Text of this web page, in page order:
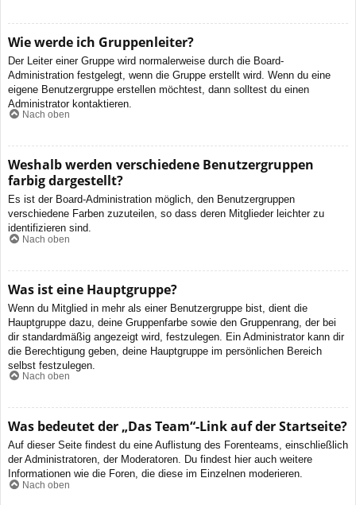
Wie werde ich Gruppenleiter?
Der Leiter einer Gruppe wird normalerweise durch die Board-
Administration festgelegt, wenn die Gruppe erstellt wird. Wenn du eine
eigene Benutzergruppe erstellen möchtest, dann solltest du einen
Administrator kontaktieren.
Nach oben
Weshalb werden verschiedene Benutzergruppen
farbig dargestellt?
Es ist der Board-Administration möglich, den Benutzergruppen
verschiedene Farben zuzuteilen, so dass deren Mitglieder leichter zu
identifizieren sind.
Nach oben
Was ist eine Hauptgruppe?
Wenn du Mitglied in mehr als einer Benutzergruppe bist, dient die
Hauptgruppe dazu, deine Gruppenfarbe sowie den Gruppenrang, der bei
dir standardmäßig angezeigt wird, festzulegen. Ein Administrator kann dir
die Berechtigung geben, deine Hauptgruppe im persönlichen Bereich
selbst festzulegen.
Nach oben
Was bedeutet der „Das Team“-Link auf der Startseite?
Auf dieser Seite findest du eine Auflistung des Forenteams, einschließlich
der Administratoren, der Moderatoren. Du findest hier auch weitere
Informationen wie die Foren, die diese im Einzelnen moderieren.
Nach oben